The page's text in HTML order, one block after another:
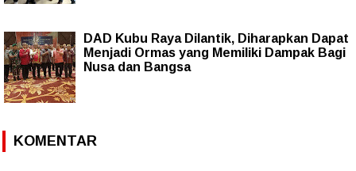
DAD Kubu Raya Dilantik, Diharapkan Dapat
Menjadi Ormas yang Memiliki Dampak Bagi
Nusa dan Bangsa
KOMENTAR